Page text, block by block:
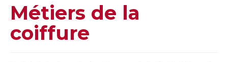
Métiers de la
coiffure